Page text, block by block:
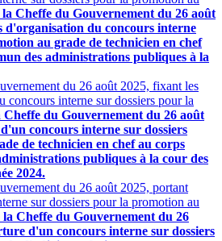
Cheffe du Gouvernement du 26 août
d'organisation du concours interne
au grade de technicien en chef
des administrations publiques à la
du 26 août 2025, fixant les
concours interne sur dossiers pour la
du Gouvernement du 26 août
concours interne sur dossiers
de technicien en chef au corps
publiques à la cour des
2024.
du 26 août 2025, portant
sur dossiers pour la promotion au
Cheffe du Gouvernement du 26
d'un concours interne sur dossiers